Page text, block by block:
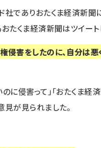
社でありおたくま経済新
たくま経済新聞はツイート
権侵害をしたのに、自分は悪
のに侵害って」「おたくま
見が見られました。